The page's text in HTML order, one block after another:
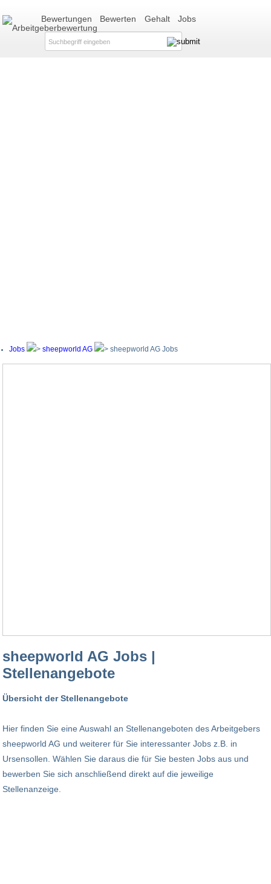
Bewertungen Bewerten Gehalt Jobs
Jobs sheepworld AG sheepworld AG Jobs
sheepworld AG Jobs |
Stellenangebote
Übersicht der Stellenangebote
Hier finden Sie eine Auswahl an Stellenangeboten des Arbeitgebers
sheepworld AG und weiterer für Sie interessanter Jobs z.B. in
Ursensollen. Wählen Sie daraus die für Sie besten Jobs aus und
bewerben Sie sich anschließend direkt auf die jeweilige
Stellenanzeige.